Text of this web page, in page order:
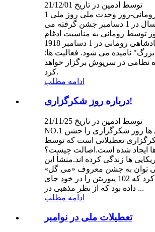
توسط ادمین در تاریخ 21/12/01
1 دسامبر رومانی-روز وحدت ملی روز ملی
رومانی هر سال در 1 دسامبر جشن گرفته می
توسط رومانی به مناسبت ادغام
ترانسیلوانیا و پادشاهی رومانی در 1 دسامبر 1918
بزرگ" نامیده می شود. فعالیت ها:
نظامی در سرپوش برگزار خواهد
کرد.
ادامه مطلب
درباره روز شکرگزاری!
توسط ادمین در تاریخ 21/11/25
NO.1 فقط آمریکایی ها روز شکرگزاری را جشن
تعطیلاتی است که توسط
ها ایجاد شده است.اصالت چیست؟
ها زندگی کرده اند.منشأ این
توان به جشن معروف «می گل»
جست وجو کرد که 102 پیوریتن را در خود جای
داده بود که از نظر مذهبی در ...
ادامه مطلب
تعطیلات ملی در نوامبر